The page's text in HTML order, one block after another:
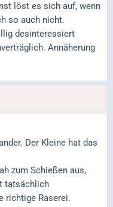
löst es sich auf, wenn
so auch nicht.
desinteressiert
Annäherung
Der Kleine hat das
zum Schießen aus,
tatsächlich
richtige Raserei.